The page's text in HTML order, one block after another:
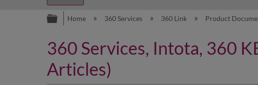
Expand/collapse global hierarchy
Home 360 Services 360 Link Product
360 Services, Intota, 360
Articles)